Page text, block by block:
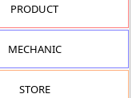
PRODUCT
MECHANIC
STORE